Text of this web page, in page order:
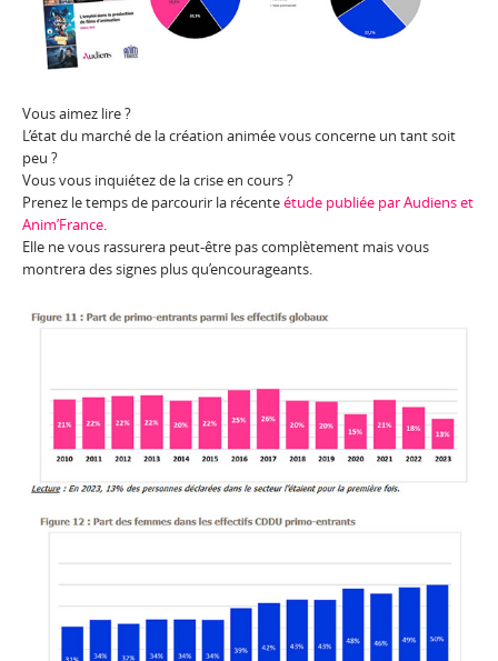
Vous aimez lire ?
L’état du marché de la création animée vous concerne un tant soit
peu ?
Vous vous inquiétez de la crise en cours ?
Prenez le temps de parcourir la récenteétude publiée par Audiens et
Anim’France.
Elle ne vous rassurera peut-être pas complètement mais vous
montrera des signes plus qu’encourageants.